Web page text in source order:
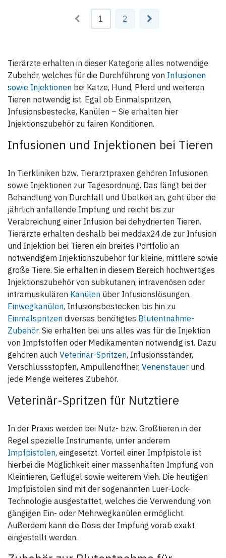
lieferbar.
1 2
Tierärzte erhalten in dieser Kategorie alles notwendige
Zubehör, welches für die Durchführung von Infusionen
sowie Injektionen bei Katze, Hund, Pferd und weiteren
Tieren notwendig ist. Egal ob Einmalspritzen,
Infusionsbestecke, Kanülen – Sie erhalten hier
Injektionszubehör zu fairen Konditionen.
Infusionen und Injektionen bei Tieren
In Tierkliniken bzw. Tierarztpraxen gehören Infusionen
sowie Injektionen zur Tagesordnung. Das fängt bei der
Behandlung von Durchfall und Übelkeit an, geht über die
jährlich anfallende Impfung und reicht bis zur
Verabreichung einer Infusion bei dehydrierten Tieren.
Tierärzte erhalten deshalb bei meddax24.de zur Infusion
und Injektion bei Tieren ein breites Portfolio an
notwendigem Injektionszubehör für kleine, mittlere sowie
große Tiere. Sie erhalten in diesem Bereich hochwertiges
Injektionszubehör von subkutanen, intravenösen oder
intramuskulären Kanülen über Infusionslösungen,
Einwegkanülen, Infusionsbestecken bis hin zu
Einmalspritzen diverses benötigtes Blutentnahme-
Zubehör. Sie erhalten bei uns alles was für die Injektion
von Impfstoffen oder Medikamenten notwendig ist. Dazu
gehören auch Veterinär-Spritzen, Infusionsständer,
Verschlussstopfen, Ampullenöffner, Venenstauer und
jede Menge weiteres Zubehör.
Veterinär-Spritzen für Nutztiere
In der Praxis werden bei Nutz- bzw. Großtieren in der
Regel spezielle Instrumente, unter anderem
Impfpistolen, eingesetzt. Vorteil einer Impfpistole ist
hierbei die Möglichkeit einer massenhaften Impfung von
Kleintieren, Geflügel sowie weiterem Vieh. Die heutigen
Impfpistolen sind mit der sogenannten Luer-Lock-
Technologie ausgestattet, welches die Verwendung von
gängigen Ein- oder Mehrwegkanülen ermöglicht.
Außerdem kann die Dosis der Impfung vorab exakt
eingestellt werden.